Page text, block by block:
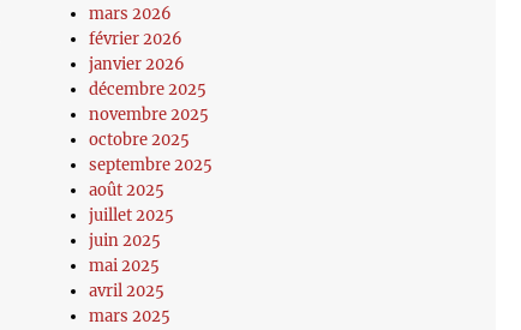
mars 2026
février 2026
janvier 2026
décembre 2025
novembre 2025
octobre 2025
septembre 2025
août 2025
juillet 2025
juin 2025
mai 2025
avril 2025
mars 2025